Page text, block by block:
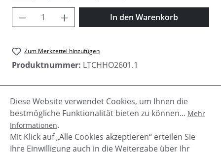
Produkt Anzahl: Gib den gewünschten
In den Warenkorb
Zum Merkzettel hinzufügen
Produktnummer: LTCHHO2601.1
Beschreibung
Perfekt für lockere, stilvolle Sommeroutfits ist das
"Oper" Herren Leinen Hemd von LTC. Leichter Stoff
verspricht hohen Trag… Mehr
Diese Website verwendet Cookies, um Ihnen die
bestmögliche Funktionalität bieten zu können... Mehr
Informationen.
Mit Klick auf „Alle Cookies akzeptieren“ erteilen Sie
Ihre Einwilligung auch in die Weitergabe über Ihr